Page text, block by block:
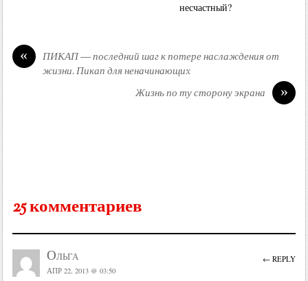
несчастный?
«
ПИКАП — последний шаг к потере наслаждения от
жизни. Пикап для неначинающиx
»
Жизнь по ту сторону экрана
25 комментариев
Ольга
АПР 22, 2013 @ 03:50
← REPLY